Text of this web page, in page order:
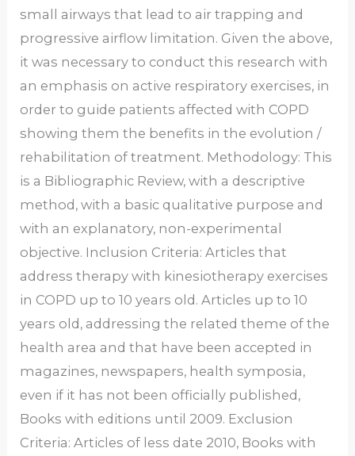
small airways that lead to air trapping and
progressive airflow limitation. Given the above,
it was necessary to conduct this research with
an emphasis on active respiratory exercises, in
order to guide patients affected with COPD
showing them the benefits in the evolution /
rehabilitation of treatment. Methodology: This
is a Bibliographic Review, with a descriptive
method, with a basic qualitative purpose and
with an explanatory, non-experimental
objective. Inclusion Criteria: Articles that
address therapy with kinesiotherapy exercises
in COPD up to 10 years old. Articles up to 10
years old, addressing the related theme of the
health area and that have been accepted in
magazines, newspapers, health symposia,
even if it has not been officially published,
Books with editions until 2009. Exclusion
Criteria: Articles of less date 2010, Books with